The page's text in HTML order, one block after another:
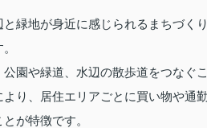
緑地が身近に感じられるまちづく
園や緑道、水辺の散歩道をつなぐ
より、居住エリアごとに買い物や通
が特徴です。